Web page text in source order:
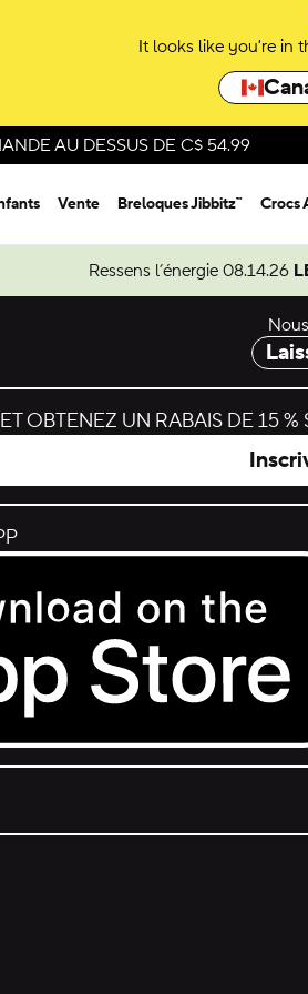
It looks like you're in
AU DESSUS DE C$ 54.99
Vente Breloques Jibbitz™ Crocs
Ressens l’énergie 08.14.26
OBTENEZ UN RABAIS DE 15